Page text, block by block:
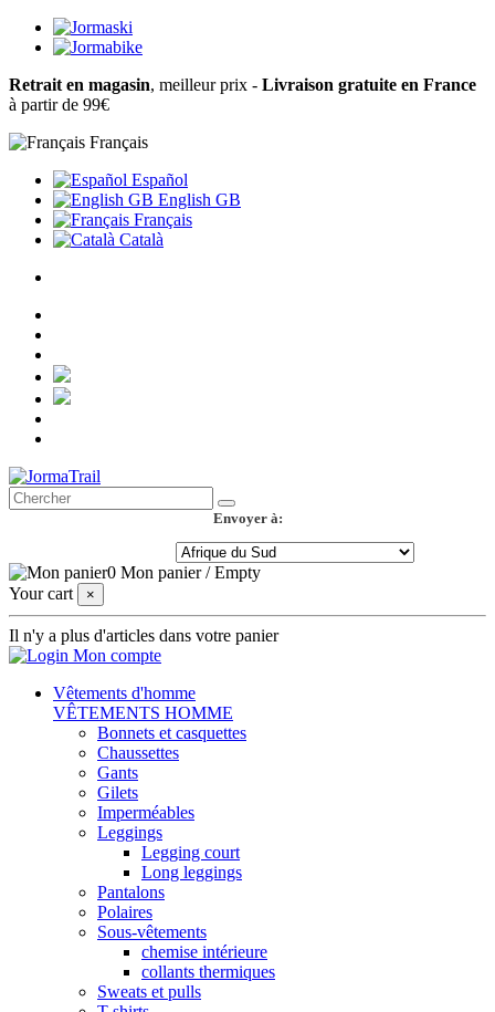
Retrait en magasin, meilleur prix - Livraison gratuite en France
à partir de 99€
Français
Español
English GB
Français
Català
Envoyer à:
0 Mon panier /Empty
Your cart
×
Il n'y a plus d'articles dans votre panier
Mon compte
Vêtements d'homme
VÊTEMENTS HOMME
Bonnets et casquettes
Chaussettes
Gants
Gilets
Imperméables
Leggings
Legging court
Long leggings
Pantalons
Polaires
Sous-vêtements
chemise intérieure
collants thermiques
Sweats et pulls